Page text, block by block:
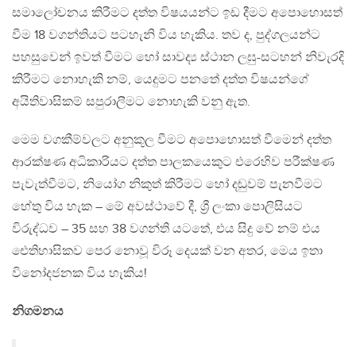
සමාලෝචනය කිරීමට දත්ත විෂයයන්ට ඉඩ දීමට අපොහොසත්
වීම 18 වගන්තියට පටහැනි විය හැකිය. තව ද, පුද්ගලයන්ට
පහසුවෙන් ඉවත් වීමට හෝ සාවද්‍ය ස්ථාන ලඝු-සටහන් නිවැරදි
කිරීමට නොහැකි නම්, යෙදුමට පනතේ දත්ත විෂයන්ගේ
අයිතිවාසිකම් සපුරාලීමට නොහැකි වනු ඇත.
මෙම වගකීම්වලට අනුකූල වීමට අපොහොසත් වීමෙන් දත්ත
ආරක්ෂණ අධිකාරියට දත්ත පාලකයෙකුට එරෙහිව පරීක්ෂණ
පැවැත්වීමට, නියෝග නිකුත් කිරීමට හෝ දඬුවම් පැනවීමට
හේතු විය හැක – මේ අවස්ථාවේ දී, ශ්‍රී ලංකා පොලිසියට
විරුද්ධව – 35 සහ 38 වගන්ති යටතේ, එය සිදු වේ නම් එය
ඓතිහාසිකව පෙර නොවූ විරූ දෙයක් වන අතර, මෙය ඉතා
විනෝදජනක විය හැකිය!
නිගමනය